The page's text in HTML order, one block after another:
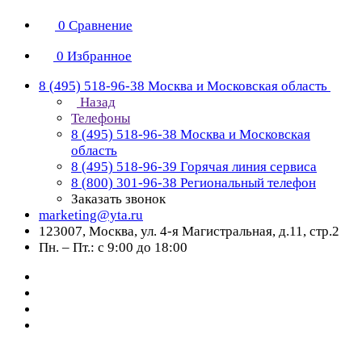
0 Сравнение
0 Избранное
8 (495) 518-96-38 Москва и Московская область
Назад
Телефоны
8 (495) 518-96-38 Москва и Московская
область
8 (495) 518-96-39 Горячая линия сервиса
8 (800) 301-96-38 Региональный телефон
Заказать звонок
marketing@yta.ru
123007, Москва, ул. 4-я Магистральная, д.11, стр.2
Пн. – Пт.: с 9:00 до 18:00